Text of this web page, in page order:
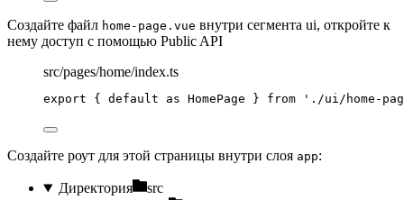
Создайте файл home-page.vue внутри сегмента ui, откройте к
нему доступ с помощью Public API
src/pages/home/index.ts
export { default as HomePage } from ' ./ui/home-
Создайте роут для этой страницы внутри слоя app:
Директория
src